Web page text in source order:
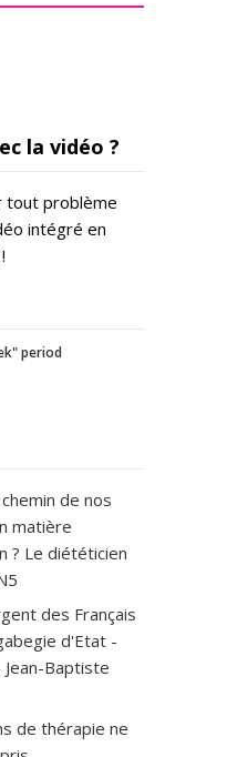
la vidéo ?
tout problème
intégré en
!
period
de nos
matière
? Le diététicien
des Français
d'Etat -
Baptiste
de thérapie ne